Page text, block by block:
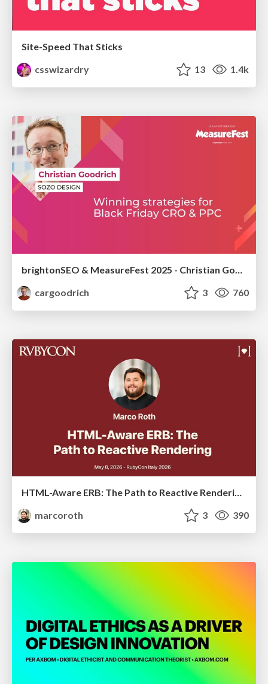
Site-Speed That Sticks
csswizardry
13 1.4k
cargoodrich
3 760
HTML-Aware ERB: The Path to Reactive Rendering @ RubyCon 2026, Rimini, Italy
marcoroth
3 390